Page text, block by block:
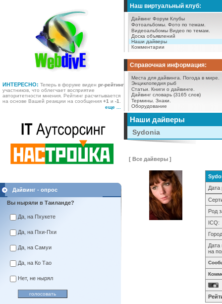
ИНТЕРЕСНО: Теперь в форуме виден pr-рейтинг
участников, что облегчает восприятие
авторитетности мнения. Рейтинг расчитывается
на основе Вашей реакции на сообщения +1 и -1
еще ...
Наш виртуальный клуб:
Дайвинг Форум Клубы
Фотоальбомы. Фото по темам.
Видеоальбомы Видео по темам.
Доска объявлений
Наши дайверы
Комментарии
Справочная информация:
Места для дайвинга.
Погода в мире.
Энциклопедия рыб
Статьи.
Книги о дайвинге.
Дайвинг словарь (3165 слов)
Термины. Знаки.
Оборудование
Дайвинг - опрос
Вы ныряли в Таиланде?
Да, на Пхукете
Да, на Пхи-Пхи
Да, на Самуи
Да, на Ко Тао
Нет, не нырял
Наши дайверы
Sydonia
[ Все дайверы ]
Дата
Род
ICQ:
Дата
на